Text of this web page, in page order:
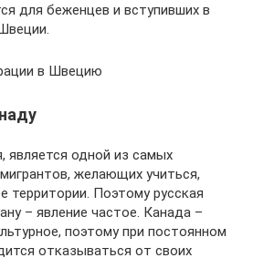
для беженцев и вступивших в
в Швецию
является одной из самых
желающих учиться,
территории. Поэтому русская
– явление частое. Канада –
поэтому при постоянном
отказываться от своих